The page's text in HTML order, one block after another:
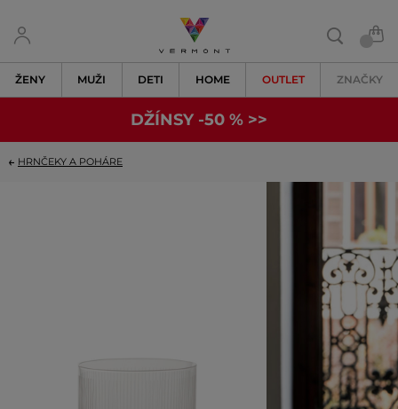
ŽENY MUŽI DETI HOME OUTLET ZNAČKY
DŽÍNSY -50 % >>
HRNČEKY A POHÁRE